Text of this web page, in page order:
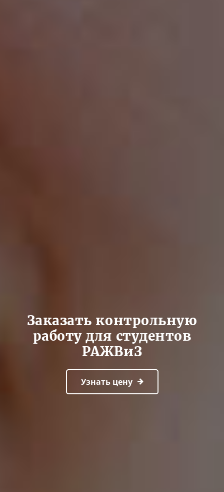
Заказать контрольную
работу для студентов
РАЖВиЗ
Узнать цену